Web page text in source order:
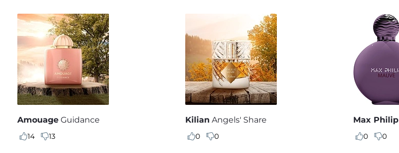
Amouage Guidance
14 13
Kilian Angels' Share
0 0
Max Philip
0 0